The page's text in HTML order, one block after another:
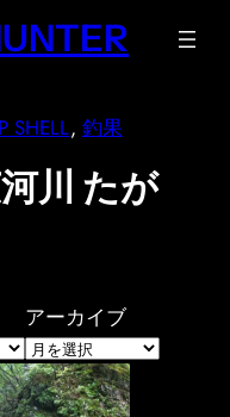
SHELL, 釣果
川 たが
アーカイブ